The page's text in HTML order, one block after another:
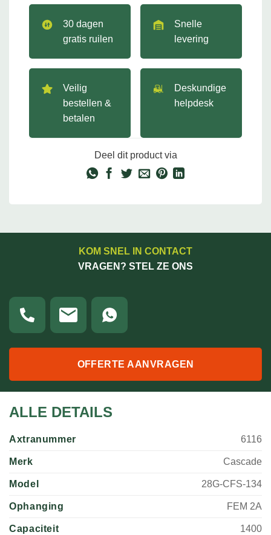
30 dagen
gratis ruilen
Snelle
levering
Veilig
bestellen &
betalen
Deskundige
helpdesk
Deel dit product via
KOM SNEL IN CONTACT
VRAGEN? STEL ZE ONS
OFFERTE AANVRAGEN
ALLE DETAILS
Axtranummer 6116
Merk Cascade
Model 28G-CFS-134
Ophanging FEM 2A
Capaciteit 1400